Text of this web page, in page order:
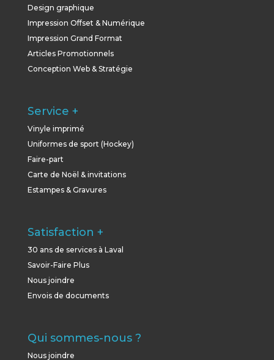
Design graphique
Impression Offset & Numérique
Impression Grand Format
Articles Promotionnels
Conception Web & Stratégie
Service +
Vinyle imprimé
Uniformes de sport (Hockey)
Faire-part
Carte de Noël & invitations
Estampes & Gravures
Satisfaction +
30 ans de services à Laval
Savoir-Faire Plus
Nous joindre
Envois de documents
Qui sommes-nous ?
Nous joindre